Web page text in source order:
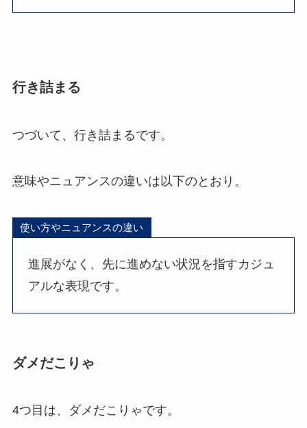
行き詰まる
つづいて、行き詰まるです。
意味やニュアンスの違いは以下のとおり。
使い方やニュアンスの違い
進展がなく、先に進めない状況を指すカジュ
アルな表現です。
ダメだこりゃ
4つ目は、ダメだこりゃです。